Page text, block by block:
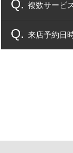
コクピット
複数サービ
複数サービ
来店予約日
また、や